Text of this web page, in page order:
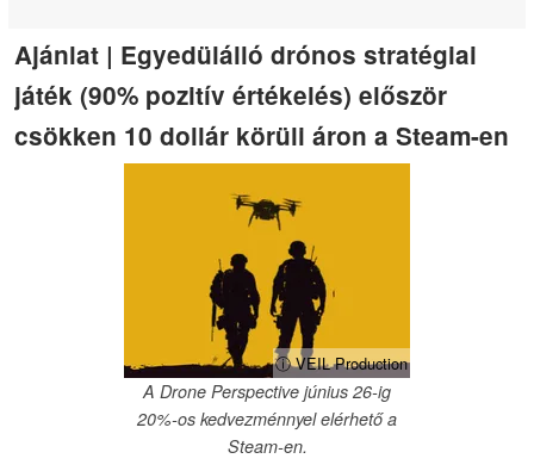
Ajánlat | Egyedülálló drónos stratégiai
játék (90% pozitív értékelés) először
csökken 10 dollár körüli áron a Steam-en
ⓘ VEIL Production
A Drone Perspective június 26-ig
20%-os kedvezménnyel elérhető a
Steam-en.